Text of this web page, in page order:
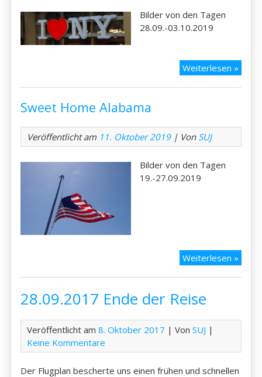
Bilder von den Tagen
28.09.-03.10.2019
Weiterlesen »New
Sweet Home Alabama
Veröffentlicht am 11. Oktober 2019| Von SUJ
Bilder von den Tagen
19.-27.09.2019
Weiterlesen »
28.09.2017 Ende der Reise
Veröffentlicht am8. Oktober 2017 | VonSUJ |
Keine Kommentare
Der Flugplan bescherte uns einen frühen und schnellen